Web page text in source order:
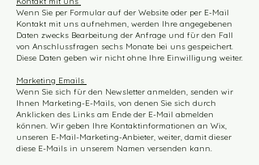
Wenn Sie per Formular auf der Website oder per E-Mail
Kontakt mit uns aufnehmen, werden Ihre angegebenen
Daten zwecks Bearbeitung der Anfrage und für den Fall
von Anschlussfragen sechs Monate bei uns gespeichert.
Diese Daten geben wir nicht ohne Ihre Einwilligung weiter.
Marketing Emails
Wenn Sie sich für den Newsletter anmelden, senden wir
Ihnen Marketing-E-Mails, von denen Sie sich durch
Anklicken des Links am Ende der E-Mail abmelden
können. Wir geben Ihre Kontaktinformationen an Wix,
unseren E-Mail-Marketing-Anbieter, weiter, damit dieser
diese E-Mails in unserem Namen versenden kann.